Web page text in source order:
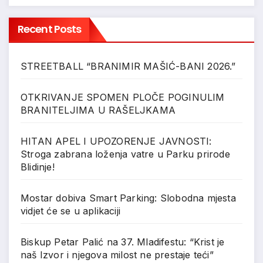
Recent Posts
STREETBALL “BRANIMIR MAŠIĆ-BANI 2026.”
OTKRIVANJE SPOMEN PLOČE POGINULIM
BRANITELJIMA U RAŠELJKAMA
HITAN APEL I UPOZORENJE JAVNOSTI:
Stroga zabrana loženja vatre u Parku prirode
Blidinje!
Mostar dobiva Smart Parking: Slobodna mjesta
vidjet će se u aplikaciji
Biskup Petar Palić na 37. Mladifestu: “Krist je
naš Izvor i njegova milost ne prestaje teći”